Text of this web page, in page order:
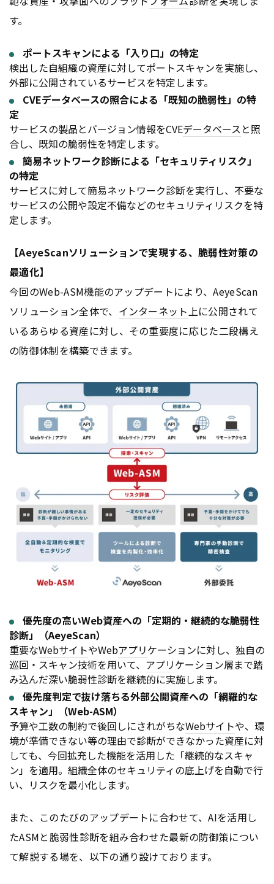
す。
ポートスキャンによる「入り口」の特定
検出した自組織の資産に対してポートスキャンを実施し、
外部に公開されているサービスを特定します。
CVEデータベースの照合による「既知の脆弱性」の特
定
サービスの製品とバージョン情報をCVEデータベースと照
合し、既知の脆弱性を特定します。
簡易ネットワーク診断による「セキュリティリスク」
の特定
サービスに対して簡易ネットワーク診断を実行し、不要な
サービスの公開や設定不備などのセキュリティリスクを特
定します。
【AeyeScanソリューションで実現する、脆弱性対策の
最適化】
今回のWeb-ASM機能のアップデートにより、AeyeScan
ソリューション全体で、 インターネット上に公開されて
いるあらゆる資産に対し、その重要度に応じた二段構え
の防御体制を構築できます。
優先度の高いWeb資産への「定期的・継続的な脆弱性
診断」（AeyeScan）
重要なWebサイトやWebアプリケーションに対し、独自の
巡回・スキャン技術を用いて、 アプリケーション層まで踏
み込んだ深い脆弱性診断を継続的に実施します。
優先度判定で抜け落ちる外部公開資産への「網羅的な
スキャン」（Web-ASM）
予算や工数の制約で後回しにされがちなWebサイトや、環
境が準備できない等の理由で診断ができなかった資産に対
しても、今回拡充した機能を活用した「継続的なスキャ
ン」を適用。組織全体のセキュリティの底上げを自動で行
い、リスクを最小化します。
また、このたびのアップデートに合わせて、AIを活用し
たASMと脆弱性診断を組み合わせた最新の防御策につい
て解説する場を、以下の通り設けております。